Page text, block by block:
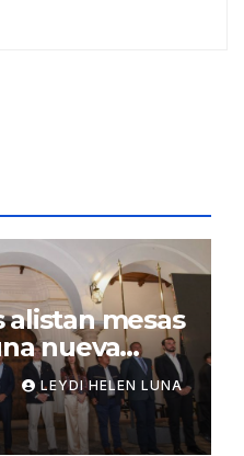
alistan mesas
nueva
LEYDI HELEN LUNA